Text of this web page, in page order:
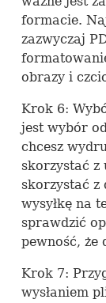
formacie.
zazwyczaj
obrazy i
Krok 6:
jest wybór
chcesz
skorzystać z
skorzystać
wysyłkę na
sprawdzić
pewność, że
Krok 7:
wysłaniem